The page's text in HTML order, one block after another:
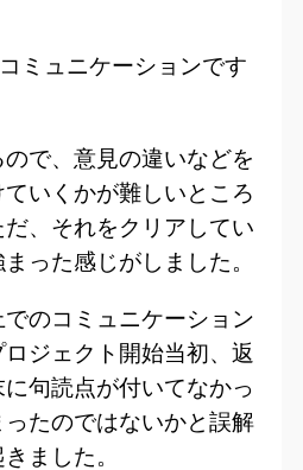
ミュニケーションです
で、意見の違いなどを
いくかが難しいところ
、それをクリアしてい
った感じがしました。
のコミュニケーション
ジェクト開始当初、返
句読点が付いてなかっ
たのではないかと誤解
ました。